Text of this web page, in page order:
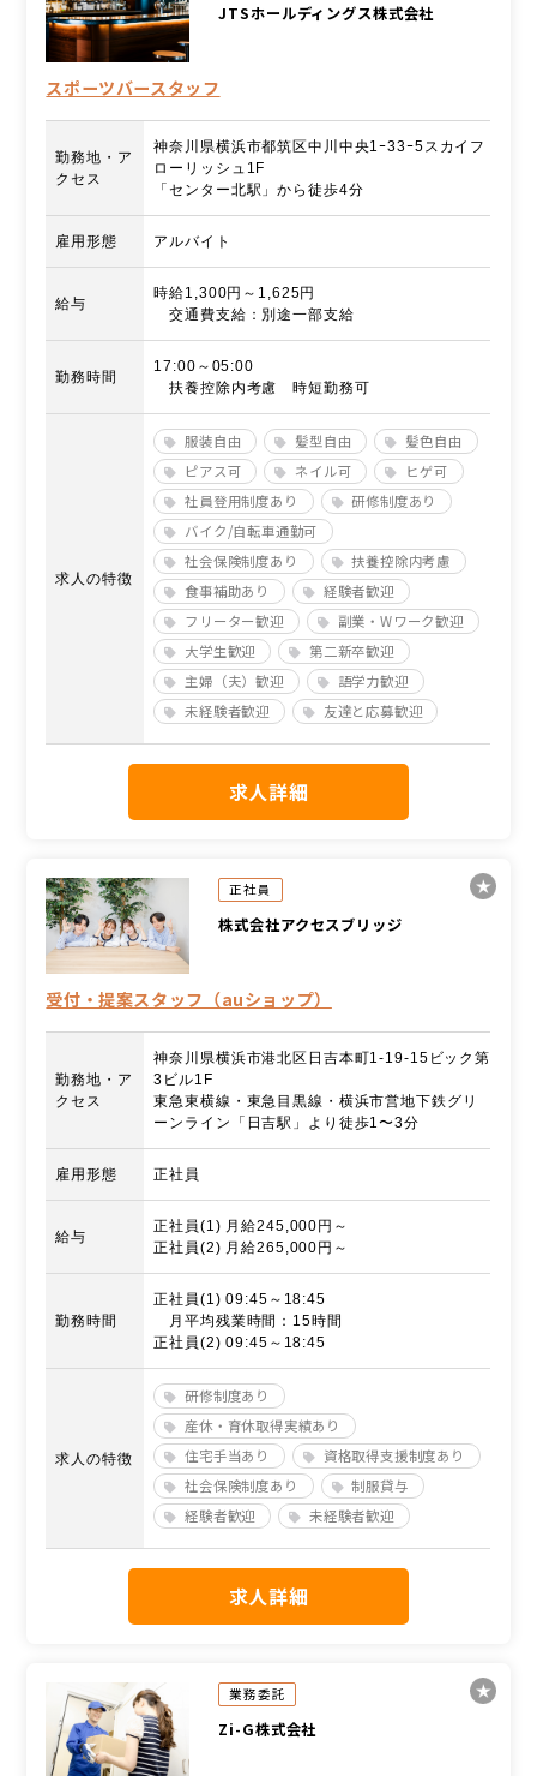
JTSホールディングス株式会社
スポーツバースタッフ
勤務地・ア
クセス
神奈川県横浜市都筑区中川中央1ｰ33ｰ5スカイフ
ローリッシュ1F
「センター北駅」から徒歩4分
雇用形態 アルバイト
給与
時給1,300円～1,625円
交通費支給：別途一部支給
勤務時間
17:00～05:00
扶養控除内考慮 時短勤務可
求人の特徴
服装自由 髪型自由
髪色自由
ピアス可
ネイル可
ヒゲ可
社員登用制度あり
研修制度あり
バイク/自転車通勤可
社会保険制度あり
扶養控除内考慮
食事補助あり
経験者歓迎
フリーター歓迎
副業・Wワーク歓迎
大学生歓迎
第二新卒歓迎
主婦（夫）歓迎
語学力歓迎
未経験者歓迎
友達と応募歓迎
求人詳細
正社員
株式会社アクセスブリッジ
受付・提案スタッフ（auショップ）
勤務地・ア
クセス
神奈川県横浜市港北区日吉本町1-19-15ビック第
3ビル1F
東急東横線・東急目黒線・横浜市営地下鉄グリ
ーンライン「日吉駅」より徒歩1〜3分
雇用形態 正社員
給与
正社員(1) 月給245,000円～
正社員(2) 月給265,000円～
勤務時間
正社員(1) 09:45～18:45
月平均残業時間：15時間
正社員(2) 09:45～18:45
求人の特徴
研修制度あり
産休・育休取得実績あり
住宅手当あり
資格取得支援制度あり
社会保険制度あり
制服貸与
経験者歓迎
未経験者歓迎
求人詳細
業務委託
Zi-G株式会社